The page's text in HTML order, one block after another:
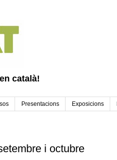
català!
Presentacions Exposicions
i octubre